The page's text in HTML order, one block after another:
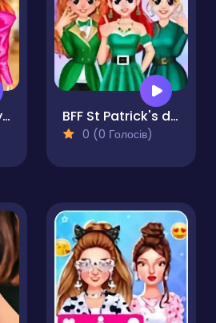
BFFs Black Friday Collection BFF St Patrick's day Preparation
0 (0 Голосів)